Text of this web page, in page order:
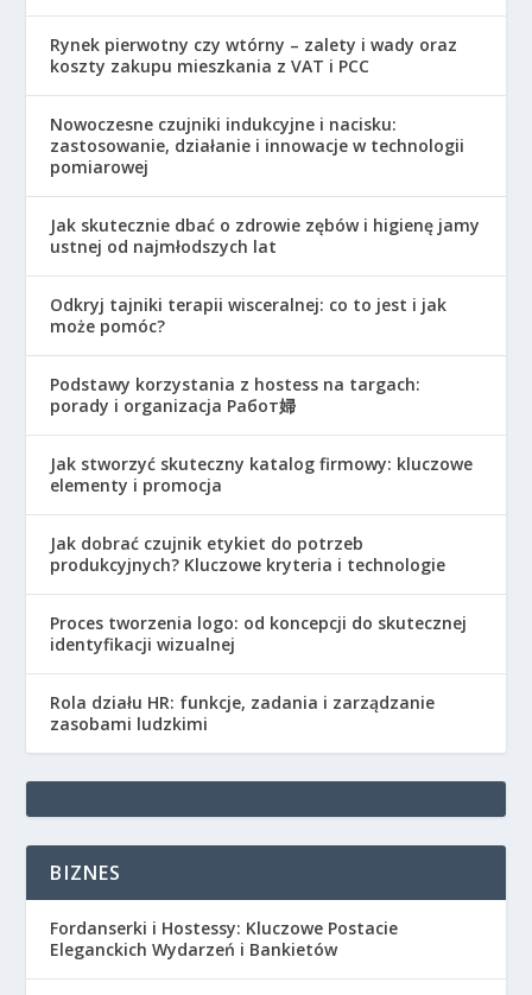
Rynek pierwotny czy wtórny – zalety i wady oraz
koszty zakupu mieszkania z VAT i PCC
Nowoczesne czujniki indukcyjne i nacisku:
zastosowanie, działanie i innowacje w technologii
pomiarowej
Jak skutecznie dbać o zdrowie zębów i higienę jamy
ustnej od najmłodszych lat
Odkryj tajniki terapii wisceralnej: co to jest i jak
może pomóc?
Podstawy korzystania z hostess na targach:
porady i organizacja Работ婦
Jak stworzyć skuteczny katalog firmowy: kluczowe
elementy i promocja
Jak dobrać czujnik etykiet do potrzeb
produkcyjnych? Kluczowe kryteria i technologie
Proces tworzenia logo: od koncepcji do skutecznej
identyfikacji wizualnej
Rola działu HR: funkcje, zadania i zarządzanie
zasobami ludzkimi
BIZNES
Fordanserki i Hostessy: Kluczowe Postacie
Eleganckich Wydarzeń i Bankietów